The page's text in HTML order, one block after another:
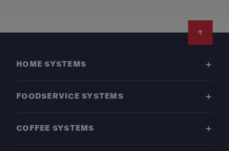
HOME SYSTEMS
FOODSERVICE SYSTEMS
COFFEE SYSTEMS